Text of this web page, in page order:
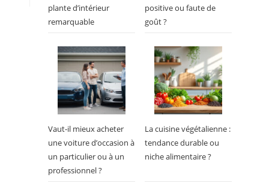
plante d’intérieur
remarquable
positive ou faute de
goût ?
Vaut-il mieux acheter
une voiture d’occasion à
un particulier ou à un
professionnel ?
La cuisine végétalienne :
tendance durable ou
niche alimentaire ?